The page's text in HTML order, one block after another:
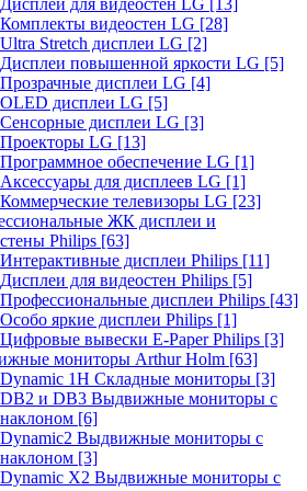
Дисплеи для видеостен LG [13]
Комплекты видеостен LG [28]
Ultra Stretch дисплеи LG [2]
Дисплеи повышенной яркости LG [5]
Прозрачные дисплеи LG [4]
OLED дисплеи LG [5]
Сенсорные дисплеи LG [3]
Проекторы LG [13]
Программное обеспечение LG [1]
Аксессуары для дисплеев LG [1]
Коммерческие телевизоры LG [23]
ЖК дисплеи и
Philips [63]
Интерактивные дисплеи Philips [11]
Дисплеи для видеостен Philips [5]
Профессиональные дисплеи Philips [43]
Особо яркие дисплеи Philips [1]
Цифровые вывески E-Paper Philips [3]
мониторы Arthur Holm [63]
Dynamic 1Н Складные мониторы [3]
DB2 и DB3 Выдвижные мониторы с
наклоном [6]
Dynamic2 Выдвижные мониторы с
наклоном [3]
Dynamic X2 Выдвижные мониторы с